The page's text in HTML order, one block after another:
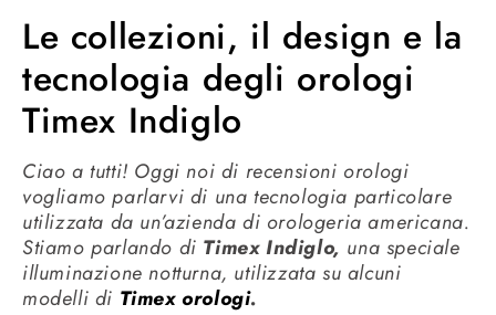
Le collezioni, il design e la
tecnologia degli orologi
Timex Indiglo
Ciao a tutti! Oggi noi di recensioni orologi
vogliamo parlarvi di una tecnologia particolare
utilizzata da un’azienda di orologeria americana.
Stiamo parlando di Timex Indiglo, una speciale
illuminazione notturna, utilizzata su alcuni
modelli di Timex orologi.